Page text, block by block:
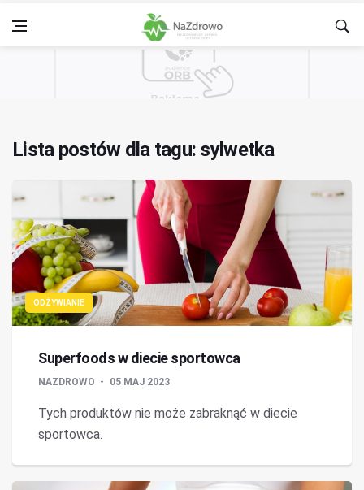
Lista postów dla tagu: sylwetka
ODŻYWIANIE
Superfoods w diecie sportowca
NAZDROWO 05 MAJ 2023
Tych produktów nie może zabraknąć w diecie
sportowca.